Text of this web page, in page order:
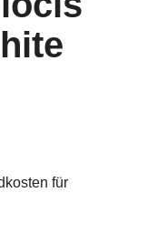
für